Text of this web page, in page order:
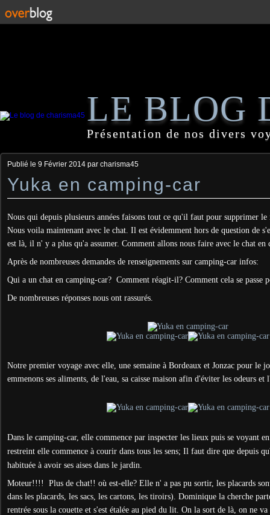
LE BLOG
Présentation de nos divers
Publié le 9 Février 2014 par charisma45
Yuka en camping-car
Nous qui depuis plusieurs années faisons tout ce qu'il faut pour supprimer
Nous voila maintenant avec le chat. Il est évidemment hors de question de
est là, il n' y a plus qu'a assumer. Comment allons nous faire avec le chat en
Après de nombreuses demandes de renseignements sur camping-car infos:
Qui a un chat en camping-car? Comment réagit-il? Comment cela se passe
De nombreuses réponses nous ont rassurés.
Notre premier voyage avec elle, une semaine à Bordeaux et Jonzac pour le
emmenons ses aliments, de l'eau, sa caisse maison afin d'éviter les odeurs
Dans le camping-car, elle commence par inspecter les lieux puis se voyant
restreint elle commence à courir dans tous les sens; Il faut dire que depuis
habituée à avoir ses aises dans le jardin.
Moteur!!!! Plus de chat!! où est-elle? Elle n' a pas pu sortir, les placards
dans les placards, les sacs, les cartons, les tiroirs). Dominique la cherche
rentrée sous la couette et s'est étalée au pied du lit. On la sort de là, on ne